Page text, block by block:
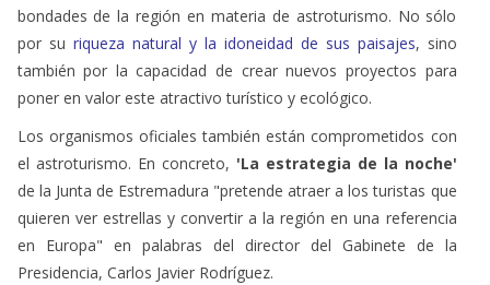
bondades de la región en materia de astroturismo. No sólo
por su riqueza natural y la idoneidad de sus paisajes, sino
también por la capacidad de crear nuevos proyectos para
poner en valor este atractivo turístico y ecológico.
Los organismos oficiales también están comprometidos con
el astroturismo. En concreto, 'La estrategia de la noche'
de la Junta de Estremadura "pretende atraer a los turistas que
quieren ver estrellas y convertir a la región en una referencia
en Europa" en palabras del director del Gabinete de la
Presidencia, Carlos Javier Rodríguez.